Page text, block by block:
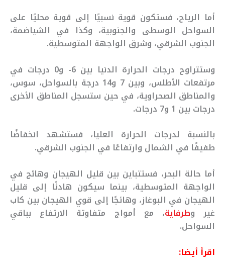
أما الرياح، فستكون قوية نسبيًا إلى قوية محليًا على
السواحل الوسطى والجنوبية، وكذا في الشياضمة،
الجنوب الشرقي، وشرق الواجهة المتوسطية.
وستتراوح درجات الحرارة الدنيا بين 6- و0 درجات في
مرتفعات الأطلس، وبين 7 و14 درجة بالسواحل، سوس،
والمناطق الصحراوية، في حين ستسجل المناطق الأخرى
درجات بين 1 و7 درجات.
بالنسبة لدرجات الحرارة العليا، فستشهد انخفاضًا
طفيفًا في الشمال وارتفاعًا في الجنوب الشرقي.
أما حالة البحر، فستتباين بين قليل الهيجان وهائج في
الواجهة المتوسطية، بينما سيكون هادئًا إلى قليل
الهيجان في البوغاز، وهائجًا إلى قوي الهيجان بين كاب
غير وطرفاية، مع أمواج متفاوتة الارتفاع بباقي
السواحل.
اقرأ أيضا: